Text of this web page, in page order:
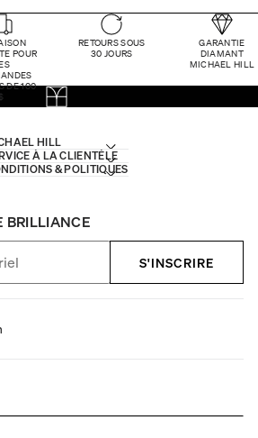
POUR
DE 100
RETOURS SOUS
30 JOURS
GARANTIE
DIAMANT
MICHAEL HILL
HILL
À LA CLIENTÈLE
& POLITIQUES
BRILLIANCE
S'INSCRIRE